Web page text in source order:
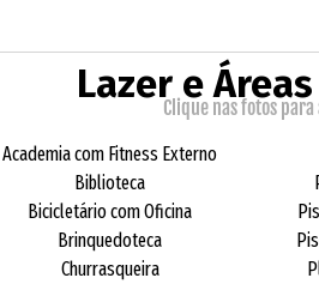
Lazer e
Clique nas fotos
Academia com Fitness Externo
Biblioteca
Bicicletário com Oficina
Brinquedoteca
Churrasqueira